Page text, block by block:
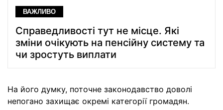
ВАЖЛИВО
Справедливості тут не місце. Які
зміни очікують на пенсійну систему та
чи зростуть виплати
На його думку, поточне законодавство доволі
непогано захищає окремі категорії громадян.